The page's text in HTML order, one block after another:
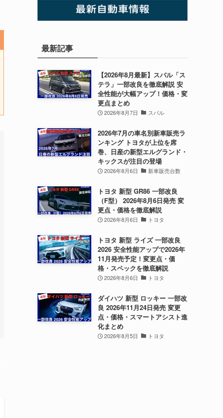
最新記事
【2026年8月最新】スバル「ス
テラ」一部改良を徹底解説 安
全性能が大幅アップ！価格・変
更点まとめ
2026年8月7日 スバル
2026年7月の車名別新車販売ラ
ンキング トヨタが上位を席
巻、日産の新型エルグランド・
キックスが注目の登場
2026年8月6日 新車販売台数
トヨタ 新型 GR86 一部改良
（F型） 2026年8月6日発売 変
更点・価格を徹底解説
2026年8月6日 トヨタ
トヨタ 新型 ライズ 一部改良
2026 安全性能アップで2026年
11月発売予定！変更点・価
格・スペックを徹底解説
2026年8月6日 トヨタ
ダイハツ 新型 ロッキー 一部改
良 2026年11月24日発売 変更
点・価格・スマートアシスト進
化まとめ
2026年8月5日 トヨタ